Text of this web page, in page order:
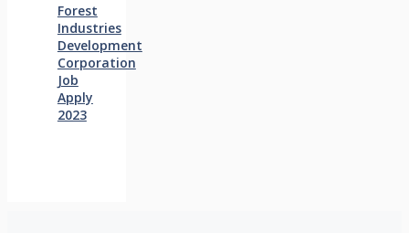
Forest
Industries
Development
Corporation
Job
Apply
2023